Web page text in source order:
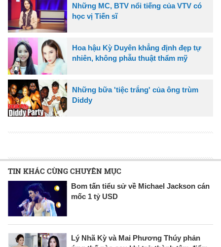
Những MC, BTV nổi tiếng của VTV có
học vị Tiến sĩ
Hoa hậu Kỳ Duyên khẳng định đẹp tự
nhiên, không phẫu thuật thẩm mỹ
Những bữa 'tiệc trắng' của ông trùm
Diddy
TIN KHÁC CÙNG CHUYÊN MỤC
Bom tấn tiểu sử về Michael Jackson cán
mốc 1 tỷ USD
Lý Nhã Kỳ và Mai Phương Thúy phản